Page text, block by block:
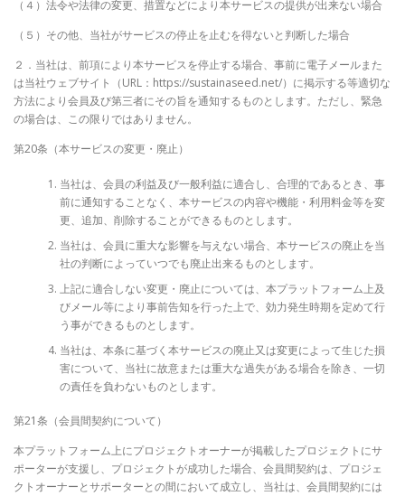
（４）法令や法律の変更、措置などにより本サービスの提供が出来ない場合
（５）その他、当社がサービスの停止を止むを得ないと判断した場合
２．当社は、前項により本サービスを停止する場合、事前に電子メールまた
は当社ウェブサイト（URL：https://sustainaseed.net/）に掲示する等適切な
方法により会員及び第三者にその旨を通知するものとします。ただし、緊急
の場合は、この限りではありません。
第20条（本サービスの変更・廃止）
当社は、会員の利益及び一般利益に適合し、合理的であるとき、事
前に通知することなく、本サービスの内容や機能・利用料金等を変
更、追加、削除することができるものとします。
当社は、会員に重大な影響を与えない場合、本サービスの廃止を当
社の判断によっていつでも廃止出来るものとします。
上記に適合しない変更・廃止については、本プラットフォーム上及
びメール等により事前告知を行った上で、効力発生時期を定めて行
う事ができるものとします。
当社は、本条に基づく本サービスの廃止又は変更によって生じた損
害について、当社に故意または重大な過失がある場合を除き、一切
の責任を負わないものとします。
第21条（会員間契約について）
本プラットフォーム上にプロジェクトオーナーが掲載したプロジェクトにサ
ポーターが支援し、プロジェクトが成功した場合、会員間契約は、プロジェ
クトオーナーとサポーターとの間において成立し、当社は、会員間契約には